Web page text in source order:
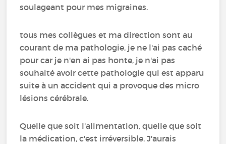
soulageant pour mes migraines.
tous mes collègues et ma direction sont au
courant de ma pathologie, je ne l'ai pas caché
pour car je n'en ai pas honte, je n'ai pas
souhaité avoir cette pathologie qui est apparu
suite à un accident qui a provoque des micro
lésions cérébrale.
Quelle que soit l'alimentation, quelle que soit
la médication, c'est irréversible. J'aurais